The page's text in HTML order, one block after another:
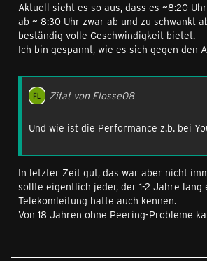
Aktuell sieht es so aus, dass es ~8:20
ab ~ 8:30 Uhr zwar ab und zu schwankt
beständig volle Geschwindigkeit bietet.
Ich bin gespannt, wie es sich gegen den
Zitat von Flosse08
Und wie ist die Performance z.b. bei
In letzter Zeit gut, das war aber nicht
sollte eigentlich jeder, der 1-2 Jahre lang
Telekomleitung hatte auch kennen.
Von 18 Jahren ohne Peering-Probleme